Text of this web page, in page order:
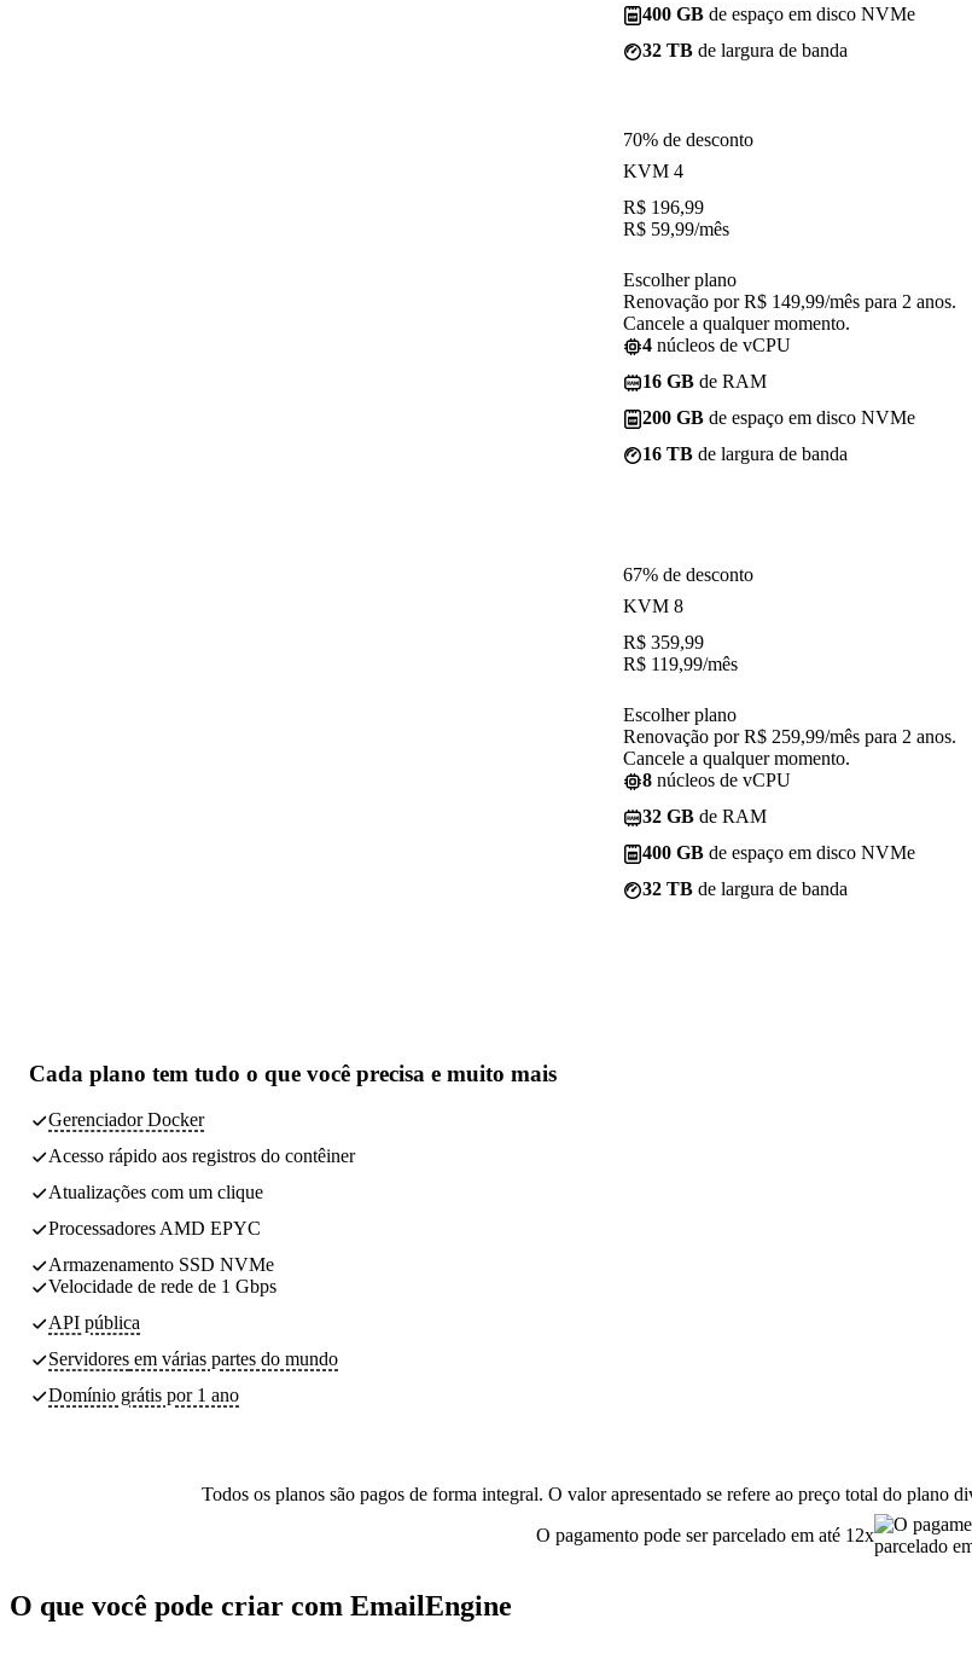
400 GB de espaço em disco NVMe
32 TB de largura de banda
70% de desconto
KVM 4
R$ 196,99
R$ 59,99/mês
Escolher plano
Renovação por R$ 149,99/mês para 2 anos.
Cancele a qualquer momento.
4 núcleos de vCPU
16 GB de RAM
200 GB de espaço em disco NVMe
16 TB de largura de banda
67% de desconto
KVM 8
R$ 359,99
R$ 119,99/mês
Escolher plano
Renovação por R$ 259,99/mês para 2 anos.
Cancele a qualquer momento.
8 núcleos de vCPU
32 GB de RAM
400 GB de espaço em disco NVMe
32 TB de largura de banda
Cada plano tem tudo o que você precisa e muito mais
Gerenciador Docker
Acesso rápido aos registros do contêiner
Atualizações com um clique
Processadores AMD EPYC
Armazenamento SSD NVMe
Velocidade de rede de 1 Gbps
API pública
Servidores em várias partes do mundo
Domínio grátis por 1 ano
Todos os planos são pagos de forma integral. O valor apresentado se refere ao preço total do plano
O pagamento pode ser parcelado em até 12x
O que você pode criar com EmailEngine